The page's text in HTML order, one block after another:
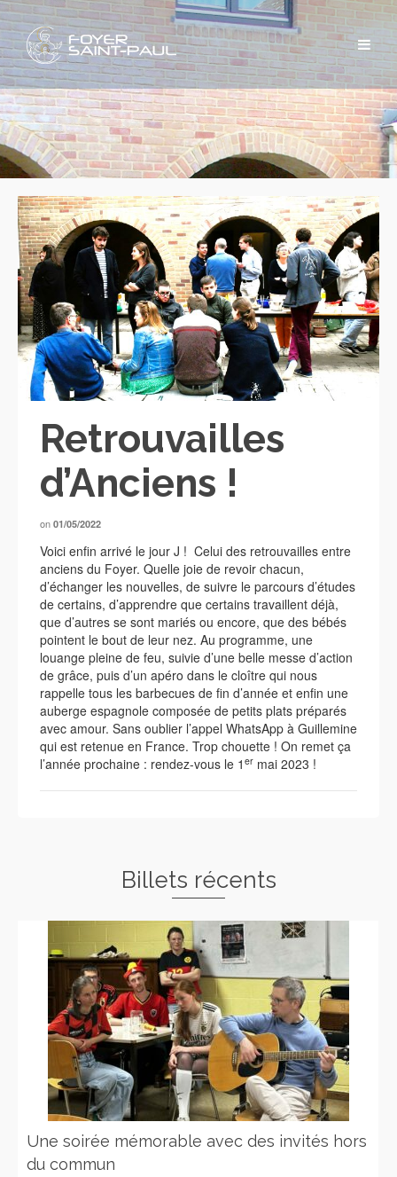
Retrouvailles
d’Anciens !
on 01/05/2022
Voici enfin arrivé le jour J ! Celui des retrouvailles entre
anciens du Foyer. Quelle joie de revoir chacun,
d’échanger les nouvelles, de suivre le parcours d’études
de certains, d’apprendre que certains travaillent déjà,
que d’autres se sont mariés ou encore, que des bébés
pointent le bout de leur nez. Au programme, une
louange pleine de feu, suivie d’une belle messe d’action
de grâce, puis d’un apéro dans le cloître qui nous
rappelle tous les barbecues de fin d’année et enfin une
auberge espagnole composée de petits plats préparés
avec amour. Sans oublier l’appel WhatsApp à Guillemine
qui est retenue en France. Trop chouette ! On remet ça
l’année prochaine : rendez-vous le 1 er mai 2023 !
Billets récents
Une soirée mémorable avec des invités hors
du commun